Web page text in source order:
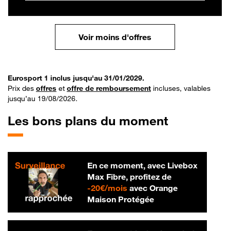
Voir moins d'offres
Eurosport 1 inclus jusqu'au 31/01/2029.
Prix des offres et offre de remboursement incluses, valables
jusqu’au 19/08/2026.
Les bons plans du moment
En ce moment, avec Livebox
Max Fibre, profitez de
-20€/mois20 € par mois
avec Orange
Maison Protégée